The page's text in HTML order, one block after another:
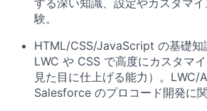
験。
HTML/CSS/JavaScript の基礎知
LWC や CSS で高度にカスタマ
見た目に仕上げる能力）。LWC/
Salesforce のプロコード開発に